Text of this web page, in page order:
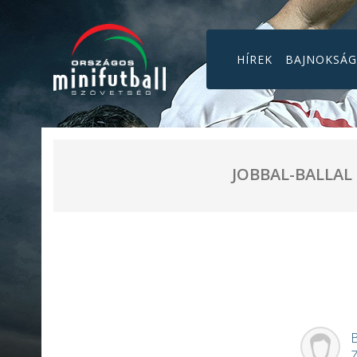
HÍREK
JOBBAL-BALLAL